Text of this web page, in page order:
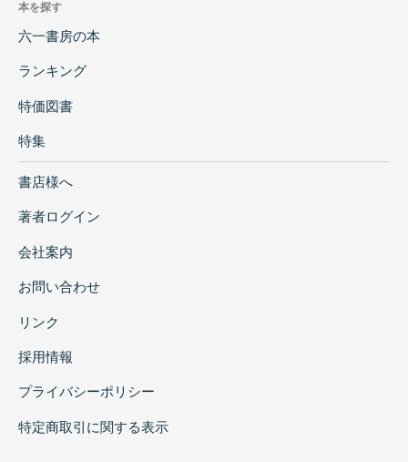
本を探す
六一書房の本
ランキング
特価図書
特集
書店様へ
著者ログイン
会社案内
お問い合わせ
リンク
採用情報
プライバシーポリシー
特定商取引に関する表示